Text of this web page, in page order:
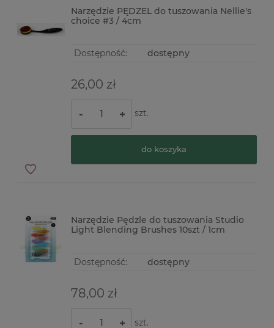
Narzędzie PĘDZEL do tuszowania Nellie's
choice #3 / 4cm
Dostępność: dostępny
26,00 zł
- + szt.
do koszyka
Narzędzie Pędzle do tuszowania Studio
Light Blending Brushes 10szt / 1cm
Dostępność: dostępny
78,00 zł
- + szt.